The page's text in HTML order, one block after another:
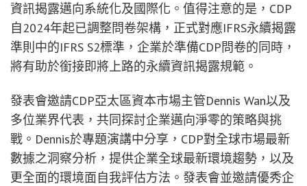
資訊揭露邁向系統化及國際化。值得注意的是，CDP
自2024年起已調整問卷架構，正式對應IFRS永續揭露
準則中的IFRS S2標準，企業於準備CDP問卷的同時，
將有助於銜接即將上路的永續資訊揭露規範。
發表會邀請CDP亞太區資本市場主管Dennis Wan以及
多位業界代表，共同探討企業邁向淨零的策略與挑
戰。Dennis於專題演講中分享，CDP對全球市場最新
數據之洞察分析，提供企業全球最新環境趨勢，以及
更全面的環境面自我評估方法。發表會並邀請優秀企